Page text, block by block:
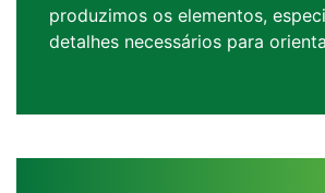
produzimos os elementos,
detalhes necessários para